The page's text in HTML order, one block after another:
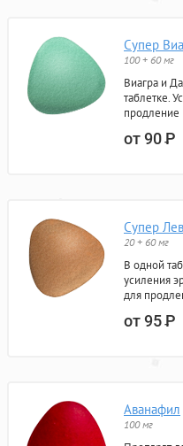
Супер
100 + 60 мг
Виагра и
таблетке.
продление
от 90Р
Супер
20 + 60 мг
В одной
усиления
для
от 95Р
Аванафил
100 мг